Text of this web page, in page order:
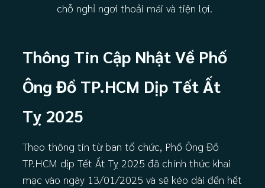
chỗ nghỉ ngơi thoải mái và tiện lợi.
Thông Tin Cập Nhật Về Phố
Ông Đồ TP.HCM Dịp Tết Ất
Tỵ 2025
Theo thông tin từ ban tổ chức, Phố Ông Đồ
TP.HCM dịp Tết Ất Tỵ 2025 đã chính thức khai
mạc vào ngày 13/01/2025 và sẽ kéo dài đến hết